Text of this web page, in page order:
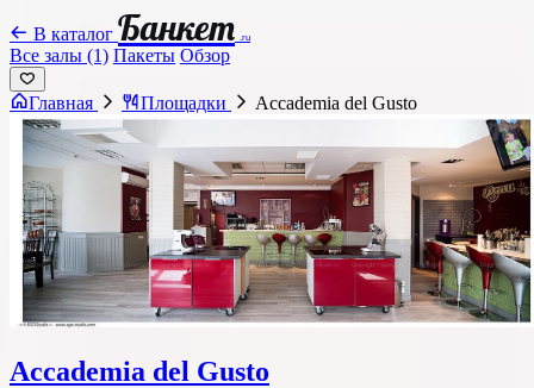
В каталог Банкет .ru
Все залы (1) Пакеты Обзор
Главная Площадки Accademia del Gusto
Accademia del Gusto